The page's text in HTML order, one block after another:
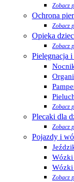
Zobacz
Ochrona
Zobacz
Opieka
Zobacz
Pielęgnacja
Zobacz
Plecaki dla
Zobacz
Pojazdy i
Wózki
Zobacz